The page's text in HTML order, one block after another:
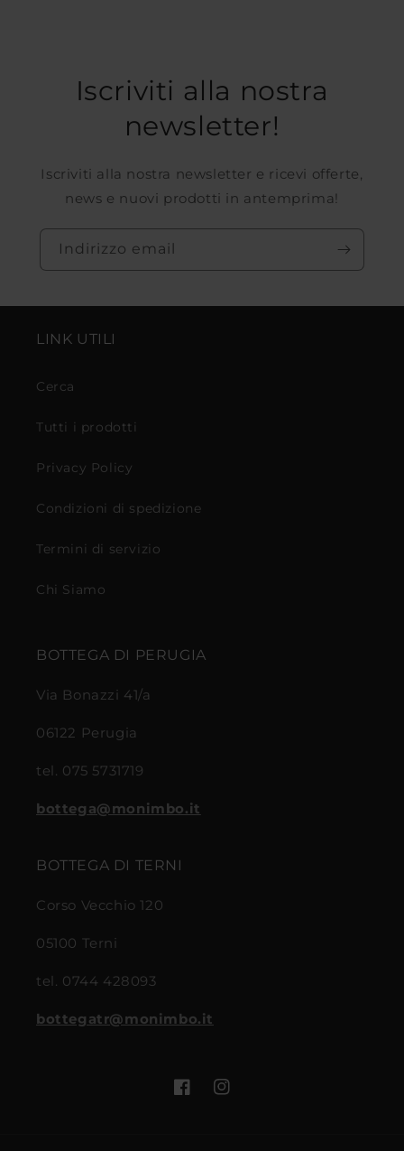
Iscriviti alla nostra
newsletter!
Iscriviti alla nostra newsletter e ricevi offerte,
news e nuovi prodotti in antemprima!
Indirizzo email
LINK UTILI
Cerca
Tutti i prodotti
Privacy Policy
Condizioni di spedizione
Termini di servizio
Chi Siamo
BOTTEGA DI PERUGIA
Via Bonazzi 41/a
06122 Perugia
tel. 075 5731719
bottega@monimbo.it
BOTTEGA DI TERNI
Corso Vecchio 120
05100 Terni
tel. 0744 428093
bottegatr@monimbo.it
FacebookInstagram